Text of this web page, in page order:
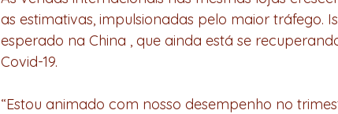
as estimativas, impulsionadas pelo maior tráfego.
esperado na China , que ainda está se
Covid-19.
“Estou animado com nosso desempenho no